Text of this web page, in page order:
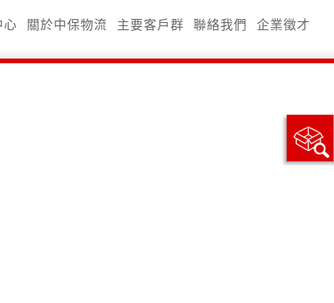
心 關於中保物流 主要客戶群 聯絡我們 企業徵才